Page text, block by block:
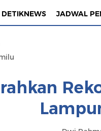
DETIKNEWS JADWAL